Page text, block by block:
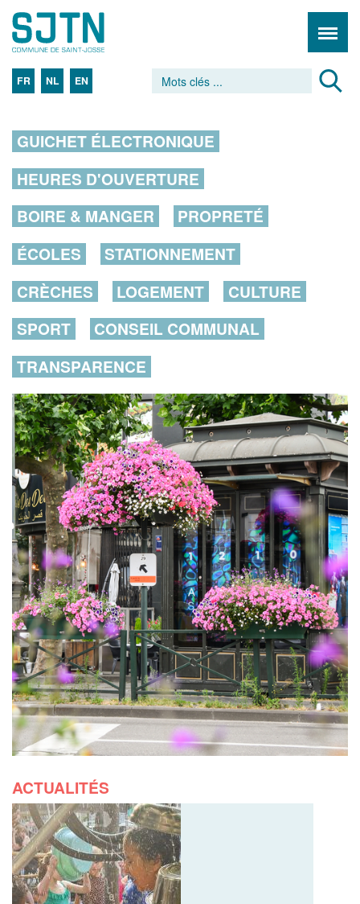
FR NL EN
GUICHET ÉLECTRONIQUE
HEURES D'OUVERTURE
BOIRE & MANGER
PROPRETÉ
ÉCOLES
STATIONNEMENT
CRÈCHES
LOGEMENT
CULTURE
SPORT
CONSEIL COMMUNAL
TRANSPARENCE
ACTUALITÉS